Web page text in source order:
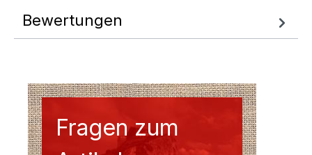
Bewertungen
Fragen zum